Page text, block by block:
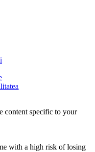
content specific to your
with a high risk of losing